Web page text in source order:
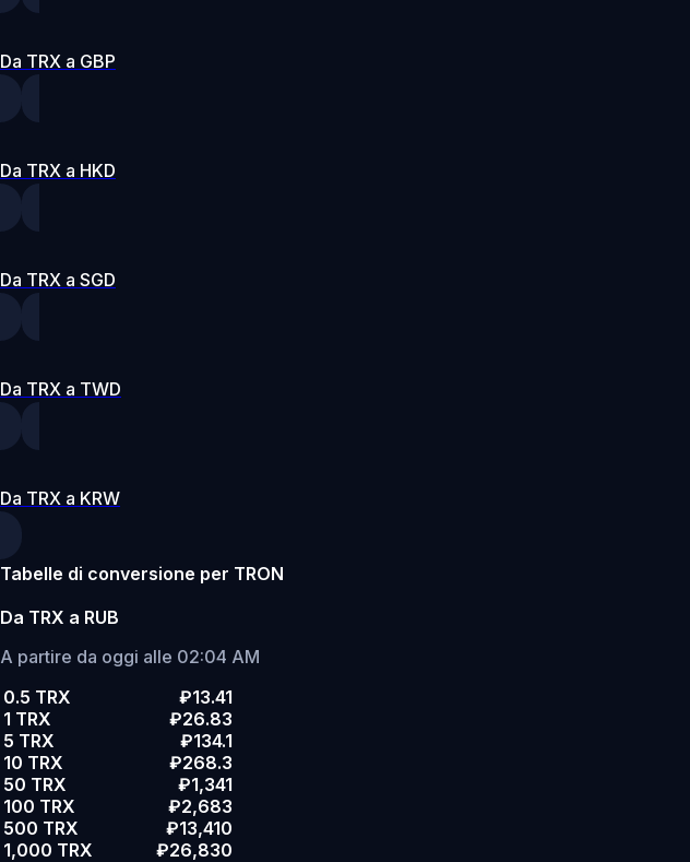
Da TRX a GBP
Da TRX a HKD
Da TRX a SGD
Da TRX a TWD
Da TRX a KRW
Tabelle di conversione per TRON
Da TRX a RUB
A partire da oggi alle 02:04 AM
0.5 TRX
₽13.41
1 TRX
₽26.83
5 TRX
₽134.1
10 TRX
₽268.3
50 TRX
₽1,341
100 TRX
₽2,683
500 TRX
₽13,410
1,000 TRX
₽26,830